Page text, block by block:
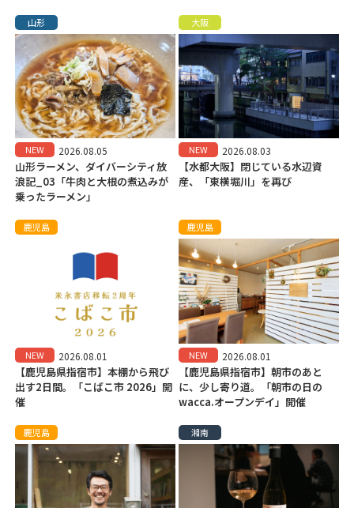
山形
NEW 2026.08.05
山形ラーメン、ダイバーシティ放
浪記_03「牛肉と大根の煮込みが
乗ったラーメン」
大阪
NEW 2026.08.03
【水都大阪】閉じている水辺資
産、「東横堀川」を再び
鹿児島
NEW 2026.08.01
【鹿児島県指宿市】本棚から飛び
出す2日間。「こばこ市 2026」開
催
鹿児島
NEW 2026.08.01
【鹿児島県指宿市】朝市のあと
に、少し寄り道。「朝市の日の
wacca.オープンデイ」開催
鹿児島 湘南